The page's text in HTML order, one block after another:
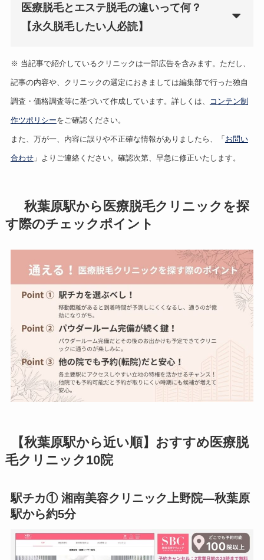
医療脱毛とエステ脱毛の違いって何？
【永久脱毛したい人必読】
※ 当記事で紹介しているクリニックは一部広告を含みます。ただし、
記事の内容や、クリニックの選定におきましては編集部で行った独自
調査・価格調査等に基づいて作成しています。詳しくは、 コンテン制
作ツポリシーをご確認ください。
また、万が一、内容に誤りや不正確な情報がありましたら、「お問い
合わせ」よりご連絡ください。確認次第、早急に修正いたします。
秋葉原駅から医療脱毛クリニックを探
す際のチェックポイント
【秋葉原駅から近い順】おすすめ医療脱
毛クリニック10院
駅チカ① 湘南美容クリニック上野院—秋葉原
駅から約5分